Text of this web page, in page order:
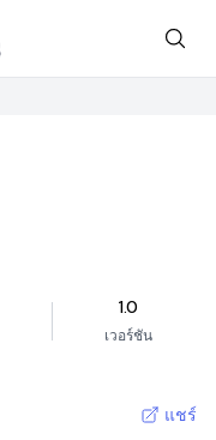
1.0
เวอร์ชัน
แชร์